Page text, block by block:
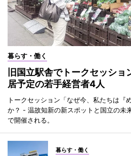
暮らす・働く
旧国立駅舎でトークセッシ
居予定の若手経営者4人
トークセッション「なぜ今、私たちは『
か？ - 温故知新の新スポットと国立の未
で開催される。
暮らす・働く